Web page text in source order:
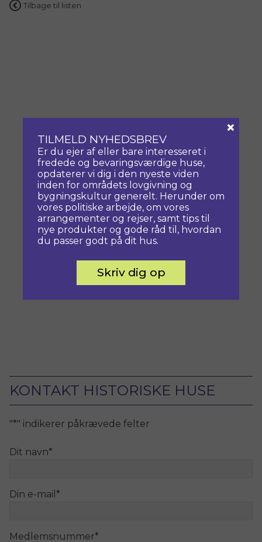
Tilbage til listen
KONTAKT HISTORISKE HUSE
"*" indikerer påkrævede felter
Dit navn*
Din e-mail *
Medlemsnummer*
TILMELD NYHEDSBREV
Er du ejer af eller bare interesseret i
fredede og bevaringsværdige huse,
opdaterer vi dig i den nyeste viden
inden for områdets lovgivning og
bygningskultur generelt. Herunder om
vores politiske arbejde, om vores
arrangementer og rejser, samt tips til
nye produkter og gode råd til, hvordan
du passer godt på dit hus.
Skriv dig op
×